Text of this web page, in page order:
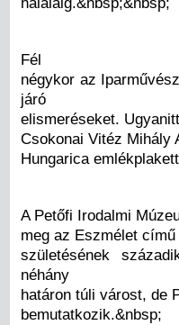
Fél
négykor az
járó
elismeréseket.
Csokonai Vitéz Mihály
Hungarica
A Petőfi Irodalmi
meg az Eszmélet
születésének
néhány
határon túli várost, de
bemutatkozik.&nbsp;